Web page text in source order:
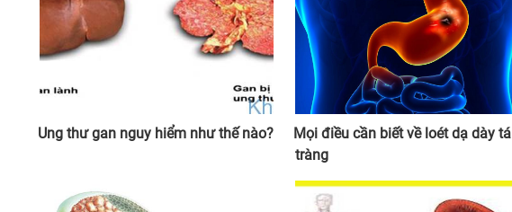
Ung thư gan nguy hiểm như thế nào?
Mọi điều cần biết về loét dạ dày tá
tràng